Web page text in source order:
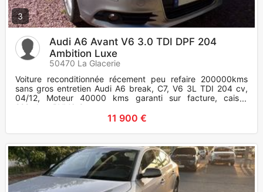
3
Audi A6 Avant V6 3.0 TDI DPF 204
Ambition Luxe
50470 La Glacerie
Voiture reconditionnée récement peu refaire 200000kms
sans gros entretien Audi A6 break, C7, V6 3L TDI 204 cv,
04/12, Moteur 40000 kms garanti sur facture, caisse
222mkm, BVM6 Carr
11 900 €